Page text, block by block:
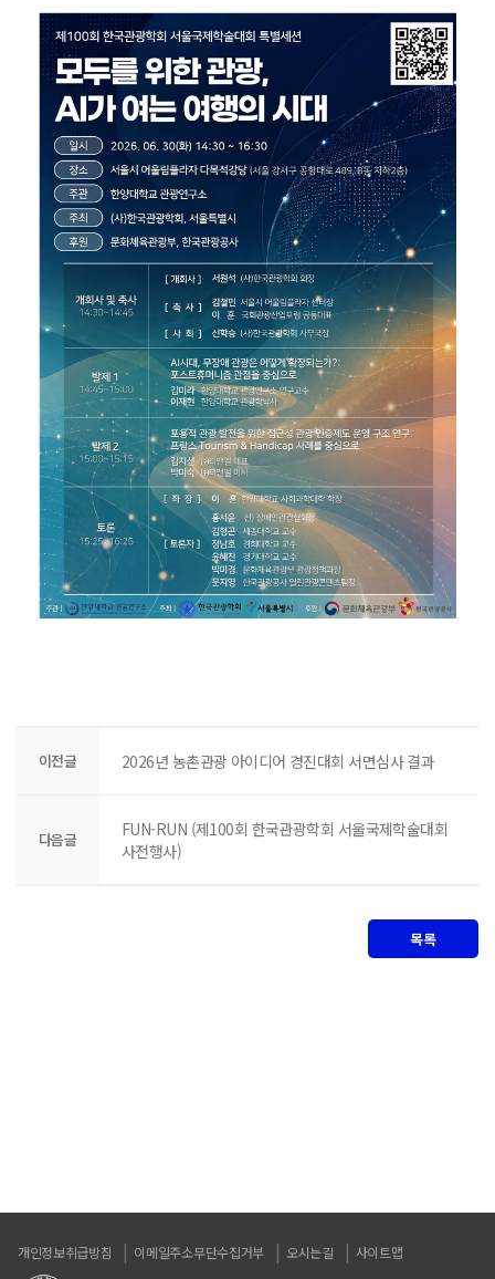
이전글 2026년 농촌관광 아이디어 경진대회 서면심사 결과
다음글
FUN-RUN (제100회 한국관광학회 서울국제학술대회
사전행사)
목록
개인정보취급방침 이메일주소무단수집거부 오시는길 사이트맵